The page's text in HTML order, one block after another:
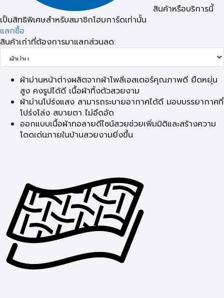
สินค้าหรือบริการนี้
เป็นสิทธิพิเศษสำหรับสมาชิกโฮมการ์ดเท่านั้น
แลกซื้อ
สินค้าเก่าที่ต้องการมาแลกส่วนลด:
ผ้าม่านหน้าต่างผลิตจากผ้าโพลีเอสเตอร์คุณภาพดี ยืดหยุ่น
สูง คงรูปได้ดี เนื้อผ้าทิ้งตัวสวยงาม
ผ้าม่านโปร่งแสง สามารถระบายอากาศได้ดี มอบบรรยากาศที่
โปร่งโล่ง สบายตา ไม่อึดอัด
ออกแบบเนื้อผ้าทอลายดีไซน์สวยช่วยเพิ่มมิติและสร้างความ
โดดเด่นภายในบ้านสวยงามยิ่งขึ้น